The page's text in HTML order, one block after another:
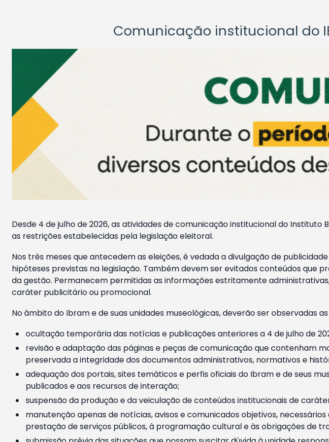
Comunicação institucional do
Desde 4 de julho de 2026, as atividades de comunicação institucional do
as restrições estabelecidas pela legislação eleitoral.
Nos três meses que antecedem as eleições, é vedada a divulgação de
hipóteses previstas na legislação. Também devem ser evitados conteúdos que
da gestão. Permanecem permitidas as informações estritamente
caráter publicitário ou promocional.
No âmbito do Ibram e de suas unidades museológicas, deverão ser observadas
ocultação temporária das notícias e publicações anteriores a 4 de julho de
revisão e adaptação das páginas e peças de comunicação que contenham
preservada a integridade dos documentos administrativos, normativos e
adequação dos portais, sites temáticos e perfis oficiais do Ibram e de seus
publicados e aos recursos de interação;
suspensão da produção e da veiculação de conteúdos institucionais de
manutenção apenas de notícias, avisos e comunicados objetivos,
prestação de serviços públicos, à programação cultural e às obrigações de